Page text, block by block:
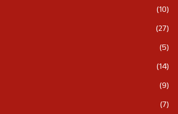
(10)
(27)
(5)
(14)
(9)
(7)